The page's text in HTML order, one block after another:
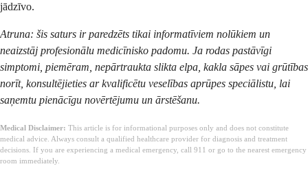
jādzīvo.
Atruna: šis saturs ir paredzēts tikai informatīviem nolūkiem un
neaizstāj profesionālu medicīnisko padomu. Ja rodas pastāvīgi
simptomi, piemēram, nepārtraukta slikta elpa, kakla sāpes vai grūtības
norīt, konsultējieties ar kvalificētu veselības aprūpes speciālistu, lai
saņemtu pienācīgu novērtējumu un ārstēšanu.
Medical Disclaimer: This article is for informational purposes only and does not constitute
medical advice. Always consult a qualified healthcare provider for diagnosis and treatment
decisions. If you are experiencing a medical emergency, call 911 or go to the nearest emergency
room immediately.